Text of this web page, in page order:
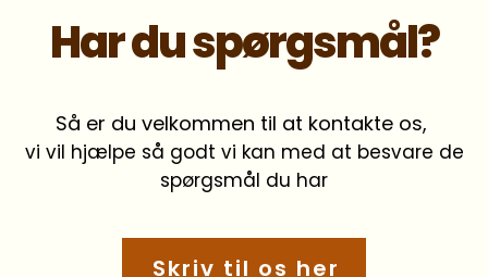
Har du spørgsmål?
Så er du velkommen til at kontakte os,
vi vil hjælpe så godt vi kan med at besvare de
spørgsmål du har
Skriv til os her